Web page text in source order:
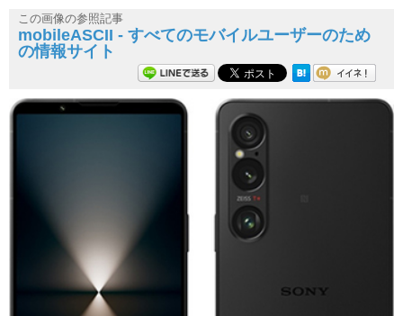
この画像の参照記事
mobileASCII - すべてのモバイルユーザーのため
の情報サイト